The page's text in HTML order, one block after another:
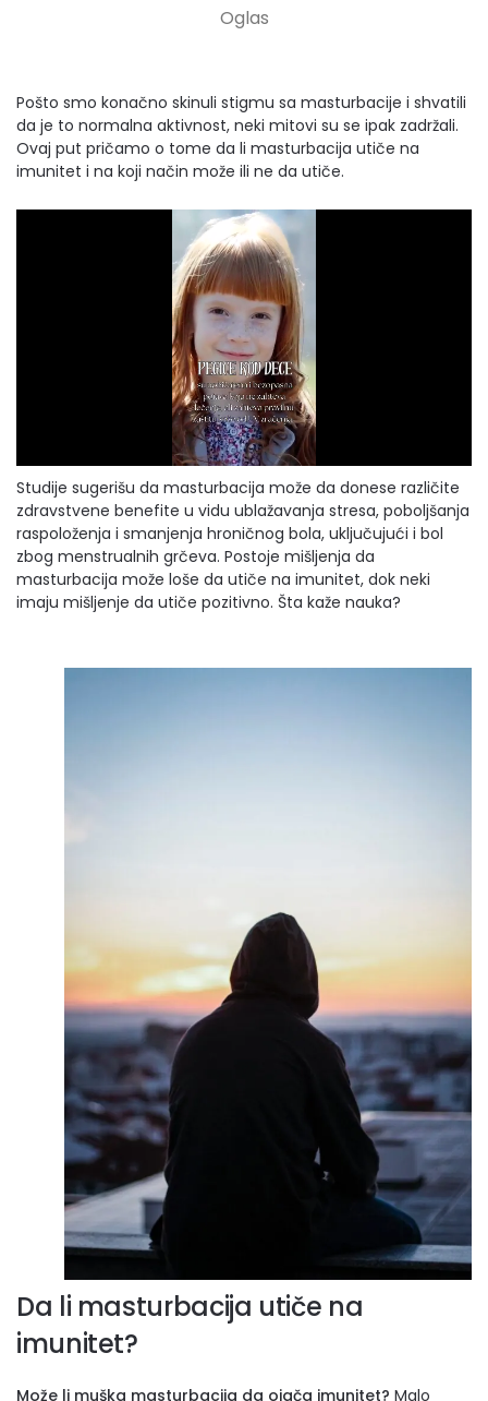
Pošto smo konačno skinuli stigmu sa masturbacije i shvatili
da je to normalna aktivnost, neki mitovi su se ipak zadržali.
Ovaj put pričamo o tome da li masturbacija utiče na
imunitet i na koji način može ili ne da utiče.
Studije sugerišu da masturbacija može da donese različite
zdravstvene benefite u vidu ublažavanja stresa, poboljšanja
raspoloženja i smanjenja hroničnog bola, uključujući i bol
zbog menstrualnih grčeva. Postoje mišljenja da
masturbacija može loše da utiče na imunitet, dok neki
imaju mišljenje da utiče pozitivno. Šta kaže nauka?
Da li masturbacija utiče na
imunitet?
Može li muška masturbacija da ojača imunitet? Malo